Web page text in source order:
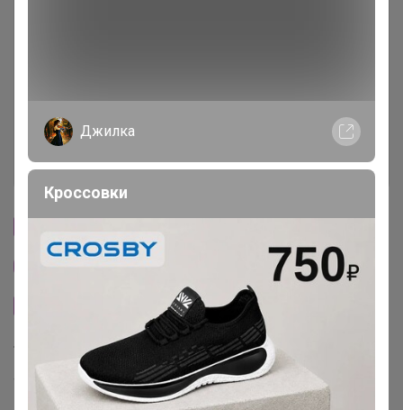
Ключевые даты
История проведённых выкупов
Другие СП организатора Бонифаций
Торговые марки
Torrefacto™
Джилка
Кроссовки